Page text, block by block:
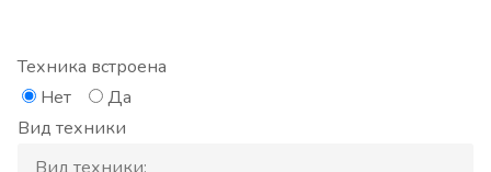
Техника встроена
Нет
Да
Вид техники